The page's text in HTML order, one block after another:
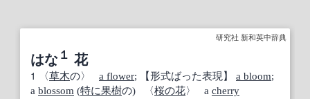
研究社 新和英中辞典
はな１ 花
1 〈草木の〉 a flower; 【形式ばった表現】 a bloom;
a blossom (特に果樹の) 〈桜の花〉 a cherry